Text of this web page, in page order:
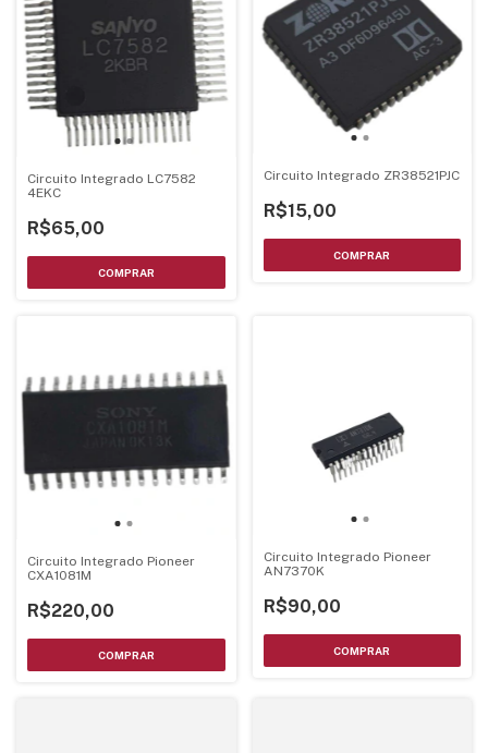
Circuito Integrado LC7582
4EKC
R$65,00
Circuito Integrado ZR38521PJC
R$15,00
Circuito Integrado Pioneer
CXA1081M
R$220,00
Circuito Integrado Pioneer
AN7370K
R$90,00